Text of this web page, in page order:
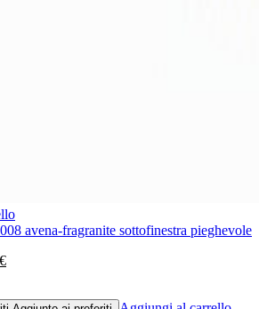
avena-fragranite sottofinestra pieghevole